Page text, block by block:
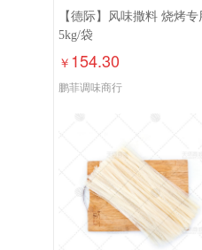
【德际】风味撒料 烧烤专
5kg/袋
￥ 154.30
鹏菲调味商行